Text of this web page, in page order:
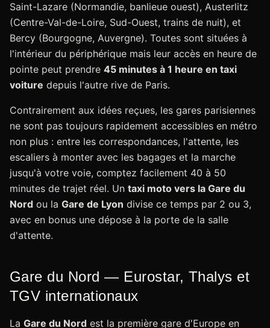
Saint-Lazare (Normandie, banlieue ouest), Austerlitz
(Centre-Val-de-Loire, Sud-Ouest, trains de nuit), et
Bercy (Bourgogne, Auvergne). Toutes sont situées à
l'intérieur du périphérique mais leur accès en heure de
pointe peut prendre 45 minutes à 1 heure en taxi
voiture depuis l'autre rive de Paris.
Contrairement aux idées reçues, les gares parisiennes
ne sont pas toujours rapidement accessibles en métro
non plus : entre les correspondances, l'attente, les
escaliers à monter avec les bagages et la marche
jusqu'à votre voie, comptez facilement 40 à 50
minutes de trajet réel. Un taxi moto vers la Gare du
Nord ou la Gare de Lyon divise ce temps par 2 ou 3,
avec en bonus une dépose à la porte de la salle
d'attente.
Gare du Nord — Eurostar, Thalys et
TGV internationaux
La Gare du Nord est la première gare d'Europe en